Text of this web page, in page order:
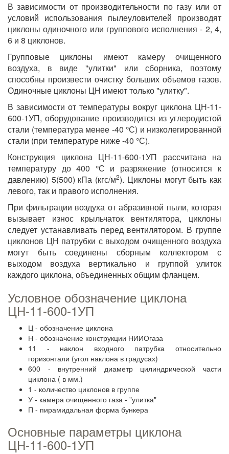
В зависимости от производительности по газу или от
условий использования пылеуловителей производят
циклоны одиночного или группового исполнения - 2, 4,
6 и 8 циклонов.
Групповые циклоны имеют камеру очищенного
воздуха, в виде "улитки" или сборника, поэтому
способны произвести очистку больших объемов газов.
Одиночные циклоны ЦН имеют только "улитку".
В зависимости от температуры вокруг циклона ЦН-11-
600-1УП, оборудование производится из углеродистой
стали (температура менее -40 °С) и низколегированной
стали (при температуре ниже -40 °С).
Конструкция циклона ЦН-11-600-1УП рассчитана на
температуру до 400 °С и разряжение (относится к
давлению) 5(500) кПа (кгс/м2). Циклоны могут быть как
левого, так и правого исполнения.
При фильтрации воздуха от абразивной пыли, которая
вызывает износ крыльчаток вентилятора, циклоны
следует устанавливать перед вентилятором. В группе
циклонов ЦН патрубки с выходом очищенного воздуха
могут быть соединены сборным коллектором с
выходом воздуха вертикально и группой улиток
каждого циклона, объединенных общим фланцем.
Условное обозначение циклона
ЦН-11-600-1УП
Ц - обозначение циклона
Н - обозначение конструкции НИИОгаза
11 - наклон входного патрубка относительно
горизонтали (угол наклона в градусах)
600 - внутренний диаметр цилиндрической части
циклона ( в мм.)
1 - количество циклонов в группе
У - камера очищенного газа - "улитка"
П - пирамидальная форма бункера
Основные параметры циклона
ЦН-11-600-1УП